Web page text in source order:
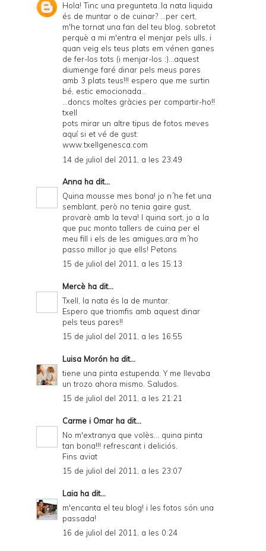
Hola! Tinc una pregunteta..la nata liquida
és de muntar o de cuinar? ...per cert,
m'he tornat una fan del teu blog, sobretot
perquè a mi m'entra el menjar pels ulls, i
quan veig els teus plats em vénen ganes
de fer-los tots (i menjar-los :)...aquest
diumenge faré dinar pels meus pares
amb 3 plats teus!!! espero que me surtin
bé, estic emocionada...
...doncs moltes gràcies per compartir-ho!!
txell
pots mirar un altre tipus de fotos meves
aquí si et vé de gust:
www.txellgenesca.com
14 de juliol del 2011, a les 23:49
Anna ha dit...
Quina mousse mes bona! jo n´he fet una
semblant, però no tenia gaire gust,
provarè amb la teva! I quina sort, jo a la
que puc monto tallers de cuina per el
meu fill i els de les amigues,ara m´ho
passo millor jo que ells! Petons
15 de juliol del 2011, a les 15:13
Mercè ha dit...
Txell, la nata és la de muntar.
Espero que triomfis amb aquest dinar
pels teus pares!!
15 de juliol del 2011, a les 16:55
Luisa Morón ha dit...
tiene una pinta estupenda. Y me llevaba
un trozo ahora mismo. Saludos.
15 de juliol del 2011, a les 21:21
Carme i Omar ha dit...
No m'extranya que volès... quina pinta
tan bona!!! refrescant i deliciós.
Fins aviat
15 de juliol del 2011, a les 23:07
Laia ha dit...
m'encanta el teu blog! i les fotos són una
passada!
16 de juliol del 2011, a les 0:24